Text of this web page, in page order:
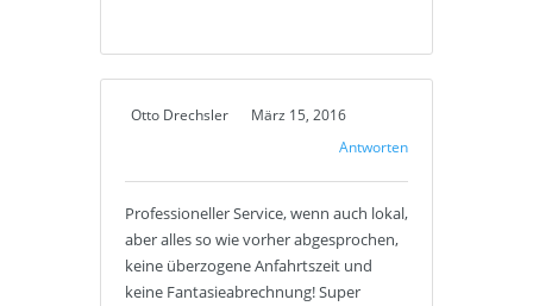
Otto Drechsler
März 15, 2016
Antworten
Professioneller Service, wenn auch lokal,
aber alles so wie vorher abgesprochen,
keine überzogene Anfahrtszeit und
keine Fantasieabrechnung! Super